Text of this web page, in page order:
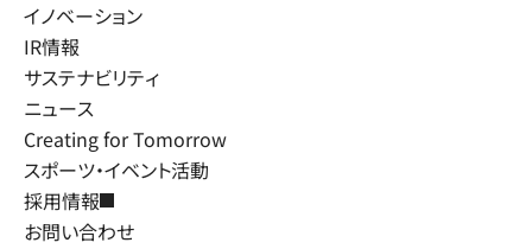
イノベーション
IR情報
サステナビリティ
ニュース
Creating for Tomorrow
スポーツ・イベント活動
採用情報
お問い合わせ